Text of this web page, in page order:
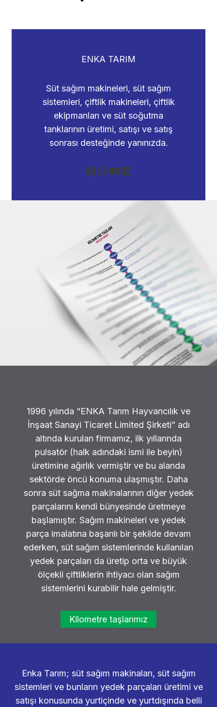
ENKA TARIM
Süt sağım makineleri, süt sağım
sistemleri, çiftlik makineleri, çiftlik
ekipmanları ve süt soğutma
tanklarının üretimi, satışı ve satış
sonrası desteğinde yanınızda.
Facebook InstagramYouTube LinkedIn
1996 yılında “ENKA Tarım Hayvancılık ve
İnşaat Sanayi Ticaret Limited Şirketi” adı
altında kurulan firmamız, ilk yıllarında
pulsatör (halk adındaki ismi ile beyin)
üretimine ağırlık vermiştir ve bu alanda
sektörde öncü konuma ulaşmıştır. Daha
sonra süt sağma makinalarının diğer yedek
parçalarını kendi bünyesinde üretmeye
başlamıştır. Sağım makineleri ve yedek
parça imalatına başarılı bir şekilde devam
ederken, süt sağım sistemlerinde kullanılan
yedek parçaları da üretip orta ve büyük
ölçekli çiftliklerin ihtiyacı olan sağım
sistemlerini kurabilir hale gelmiştir.
Kilometre taşlarımız
Enka Tarım; süt sağım makinaları, süt sağım
sistemleri ve bunların yedek parçaları üretimi ve
satışı konusunda yurtiçinde ve yurtdışında belli